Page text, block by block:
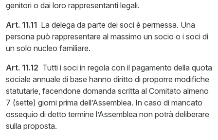
genitori o dai loro rappresentanti legali.
Art. 11.11 La delega da parte dei soci è permessa. Una
persona può rappresentare al massimo un socio o i soci di
un solo nucleo familiare.
Art. 11.12 Tutti i soci in regola con il pagamento della quota
sociale annuale di base hanno diritto di proporre modifiche
statutarie, facendone domanda scritta al Comitato almeno
7 (sette) giorni prima dell’Assemblea. In caso di mancato
ossequio di detto termine l’Assemblea non potrà deliberare
sulla proposta.